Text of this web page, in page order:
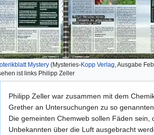
Mystery (Mysteries-Kopp Verlag, Ausgabe
ist links Philipp Zeller
Philipp Zeller war zusammen mit dem
Grether an Untersuchungen zu so genannten
Die gemeinten Chemweb sollen Fäden sein,
Unbekannten über die Luft ausgebracht